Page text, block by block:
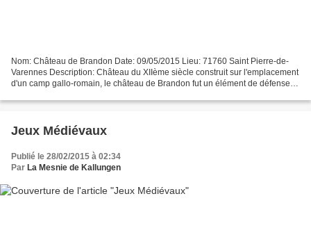
Nom: Château de Brandon Date: 09/05/2015 Lieu: 71760 Saint Pierre-de-
Varennes Description: Château du XIIème siècle construit sur l'emplacement
d'un camp gallo-romain, le château de Brandon fut un élément de défense
Jeux Médiévaux
Publié le 28/02/2015 à 02:34
Par La Mesnie de Kallungen